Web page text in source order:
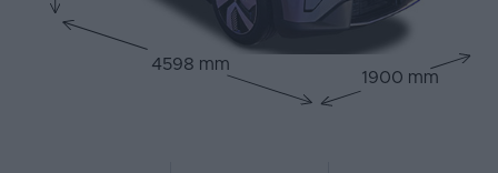
4598 mm
1900 mm